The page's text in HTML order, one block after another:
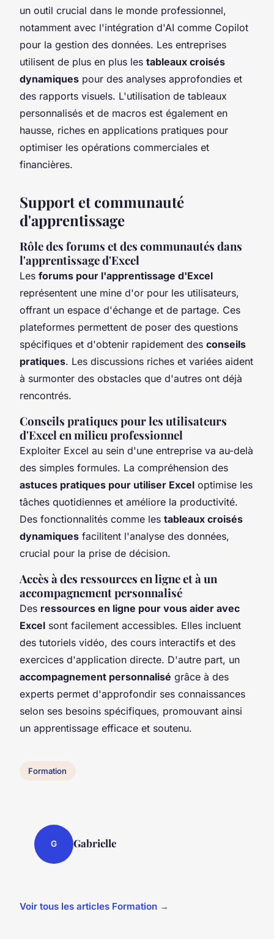
un outil crucial dans le monde professionnel,
notamment avec l'intégration d'AI comme Copilot
pour la gestion des données. Les entreprises
utilisent de plus en plus les tableaux croisés
dynamiques pour des analyses approfondies et
des rapports visuels. L'utilisation de tableaux
personnalisés et de macros est également en
hausse, riches en applications pratiques pour
optimiser les opérations commerciales et
financières.
Support et communauté
d'apprentissage
Rôle des forums et des communautés dans
l'apprentissage d'Excel
Les forums pour l'apprentissage d'Excel
représentent une mine d'or pour les utilisateurs,
offrant un espace d'échange et de partage. Ces
plateformes permettent de poser des questions
spécifiques et d'obtenir rapidement des conseils
pratiques. Les discussions riches et variées aident
à surmonter des obstacles que d'autres ont déjà
rencontrés.
Conseils pratiques pour les utilisateurs
d'Excel en milieu professionnel
Exploiter Excel au sein d'une entreprise va au-delà
des simples formules. La compréhension des
astuces pratiques pour utiliser Excel optimise les
tâches quotidiennes et améliore la productivité.
Des fonctionnalités comme les tableaux croisés
dynamiques facilitent l'analyse des données,
crucial pour la prise de décision.
Accès à des ressources en ligne et à un
accompagnement personnalisé
Des ressources en ligne pour vous aider avec
Excel sont facilement accessibles. Elles incluent
des tutoriels vidéo, des cours interactifs et des
exercices d'application directe. D'autre part, un
accompagnement personnalisé grâce à des
experts permet d'approfondir ses connaissances
selon ses besoins spécifiques, promouvant ainsi
un apprentissage efficace et soutenu.
Formation
G Gabrielle
Voir tous les articles Formation →